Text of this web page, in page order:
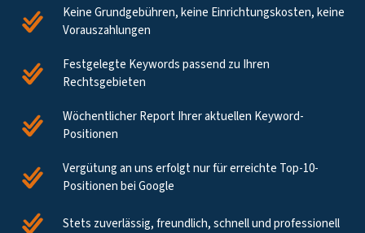
Keine Grundgebühren, keine Einrichtungskosten, keine
Vorauszahlungen
Festgelegte Keywords passend zu Ihren
Rechtsgebieten
Wöchentlicher Report Ihrer aktuellen Keyword-
Positionen
Vergütung an uns erfolgt nur für erreichte Top-10-
Positionen bei Google
Stets zuverlässig, freundlich, schnell und professionell